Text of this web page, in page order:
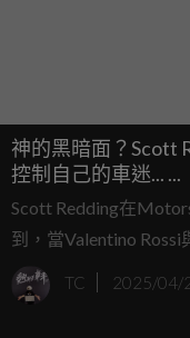
神的黑暗面？Scott
控制自己的車迷... ...
Scott Redding在
到，當Valentino
戰鬥，都展現了自己的黑暗面。 今年賽季
VR46學院出身的
TC 2025/04/